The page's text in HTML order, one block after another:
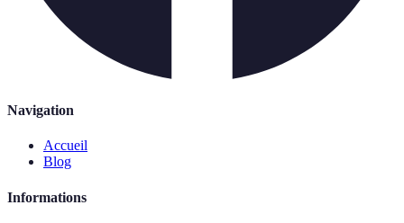
Navigation
Accueil
Blog
Informations